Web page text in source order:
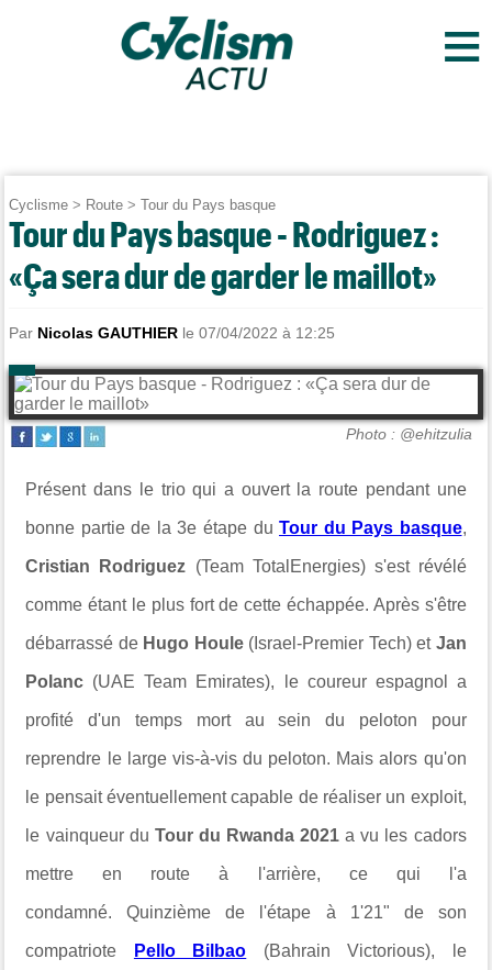
≡
Cyclisme > Route >Tour du Pays basque
Tour du Pays basque - Rodriguez :
«Ça sera dur de garder le maillot»
Par Nicolas GAUTHIER le 07/04/2022 à 12:25
Photo : @ehitzulia
Présent dans le trio qui a ouvert la route pendant une
bonne partie de la 3e étape duTour du Pays basque,
Cristian Rodriguez (Team TotalEnergies) s'est révélé
comme étant le plus fort de cette échappée. Après s'être
débarrassé de Hugo Houle(Israel-Premier Tech) et Jan
Polanc (UAE Team Emirates), le coureur espagnol a
profité d'un temps mort au sein du peloton pour
reprendre le large vis-à-vis du peloton. Mais alors qu'on
le pensait éventuellement capable de réaliser un exploit,
le vainqueur du Tour du Rwanda 2021 a vu les cadors
mettre en route à l'arrière, ce qui l'a
condamné. Quinzième de l'étape à 1'21" de son
compatriote Pello Bilbao (Bahrain Victorious), le